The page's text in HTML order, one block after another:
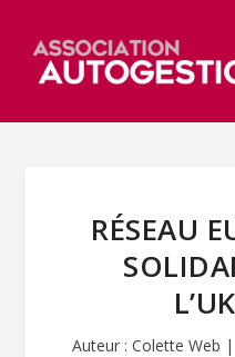
RÉSEAU
Auteur : Colette Web |